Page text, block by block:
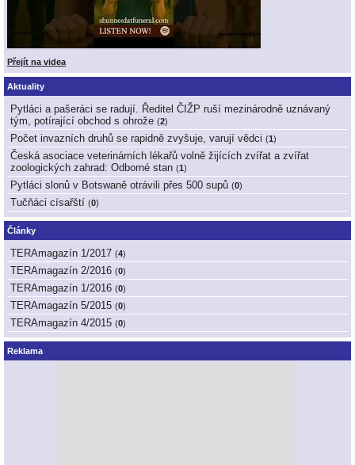
Přejít na videa
Aktuality
Pytláci a pašeráci se radují. Ředitel ČIŽP ruší mezinárodně uznávaný
tým, potírající obchod s ohrože (2)
Počet invazních druhů se rapidně zvyšuje, varují vědci (1 )
Česká asociace veterinárních lékařů volně žijících zvířat a zvířat
zoologických zahrad: Odborné stan (1 )
Pytláci slonů v Botswaně otrávili přes 500 supů (0)
Tučňáci císařští (0)
Články
TERAmagazín 1/2017 (4)
TERAmagazín 2/2016 (0)
TERAmagazín 1/2016 (0)
TERAmagazín 5/2015 (0)
TERAmagazín 4/2015 (0)
Reklama